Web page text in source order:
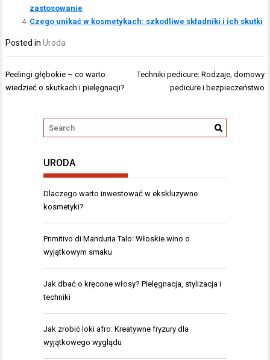
zastosowanie
Czego unikać w kosmetykach: szkodliwe składniki i ich skutki
Posted inUroda
Nawigacja
wpisu
Peelingi głębokie – co warto
wiedzieć o skutkach i pielęgnacji?
Techniki pedicure: Rodzaje, domowy
pedicure i bezpieczeństwo
URODA
Dlaczego warto inwestować w ekskluzywne
kosmetyki?
Primitivo di Manduria Talo: Włoskie wino o
wyjątkowym smaku
Jak dbać o kręcone włosy? Pielęgnacja, stylizacja i
techniki
Jak zrobić loki afro: Kreatywne fryzury dla
wyjątkowego wyglądu